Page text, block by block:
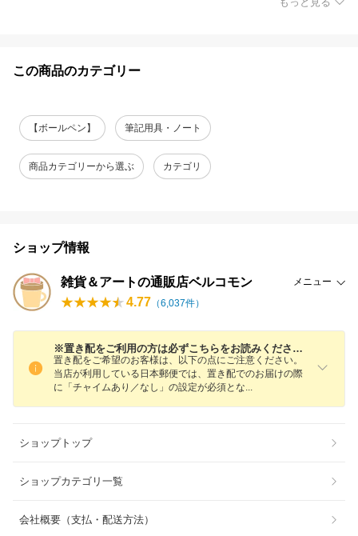
この商品のカテゴリー
【ボールペン】 筆記用具・ノート
商品カテゴリーから選ぶ カテゴリ
ショップ情報
雑貨＆アートの通販店ベルコモン メニュー
4.77 （6,037件）
※置き配をご利用の方は必ずこちらをお読みください※
置き配をご希望のお客様は、以下の点にご注意ください。
当店が利用している日本郵便では、置き配でのお届けの際
に「チャイムあり／なし」の設定が必須と な
ショップトップ
ショップカテゴリ一覧
会社概要（支払・配送方法）